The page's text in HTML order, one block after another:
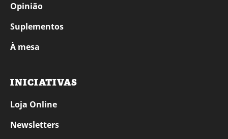
Opinião
Suplementos
À mesa
INICIATIVAS
Loja Online
Newsletters